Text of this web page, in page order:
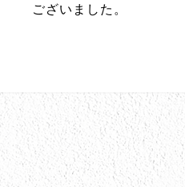
ございました。